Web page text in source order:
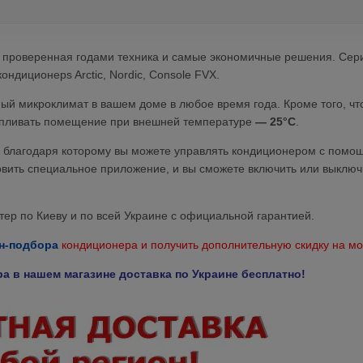
годами техника и самые экономичные решения.
Arctic, Nordic, Console FVX.
микроклимат в вашем доме в любое время года. Кроме того,
помещение при внешней температуре — 25°C
благодаря которому вы можете управлять кондиционером с
специальное приложение, и вы сможете включить или
по Киеву и по всей Украине с официальной гарантией.
подбора кондиционера и получить дополнительную скидку на
в нашем магазине доставка по Украине бесплатно!